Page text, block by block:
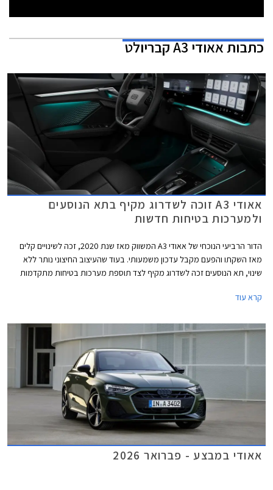
כתבותאאודי A3 קבריולט
אאודי A3 זוכה לשדרוג מקיף בתא הנוסעים
ולמערכות בטיחות חדשות
הדור הרביעי הנוכחי של אאודי A3 המשווק מאז שנת 2020, זכה לשינויים קלים
מאז השקתו והפעם מקבל עדכון משמעותי. בעוד שהעיצוב החיצוני נותר ללא
שינוי, תא הנוסעים זכה לשדרוג מקיף לצד תוספת מערכות בטיחות מתקדמות
וסמלים חדשים בגרסאות הביצועים S3 ו- RS3.
קרא עוד
אאודי במבצע - פברואר 2026